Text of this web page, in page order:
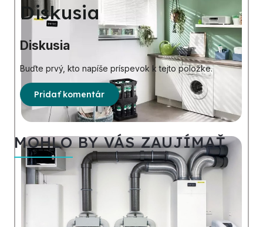
Diskusia
Diskusia
Buďte prvý, kto napíše príspevok k tejto položke.
Pridať komentár
MOHLO BY VÁS ZAUJÍMAŤ